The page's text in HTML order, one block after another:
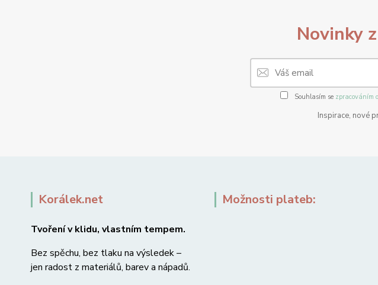
Novinky
Souhlasím se zpracováním
Inspirace, nové
Korálek.net
Tvoření v klidu, vlastním tempem.
Bez spěchu, bez tlaku na výsledek –
jen radost z materiálů, barev a nápadů.
Možnosti plateb: